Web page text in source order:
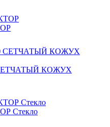
КОЖУХ
Стекло